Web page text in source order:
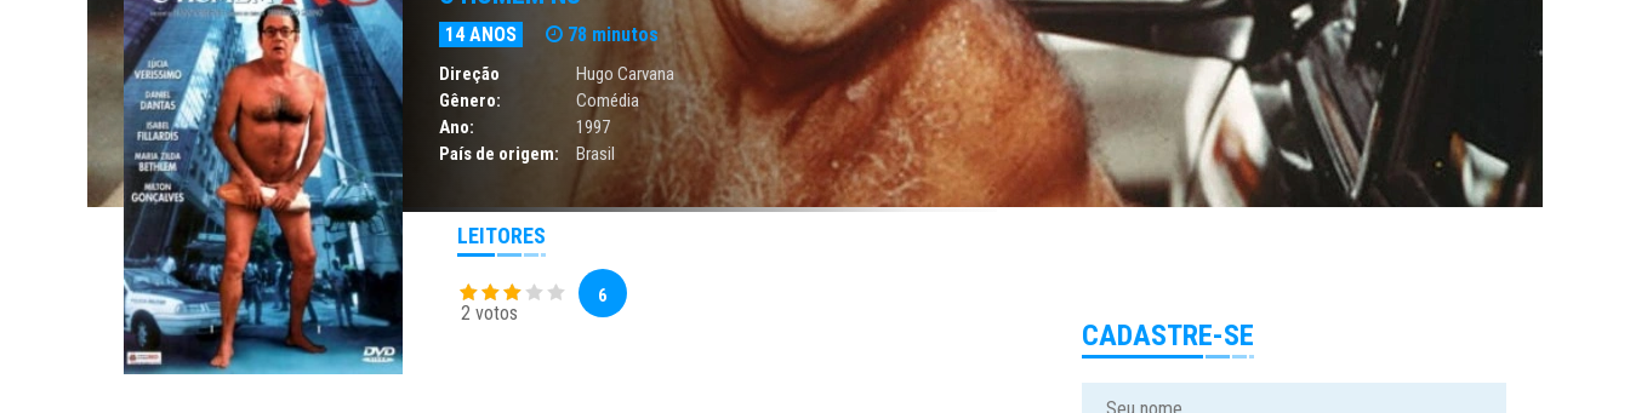
14 ANOS 78 minutos
Direção
Hugo Carvana
Gênero:
Comédia
Ano:
1997
País de origem:
Brasil
LEITORES
2 votos
6
CADASTRE-SE